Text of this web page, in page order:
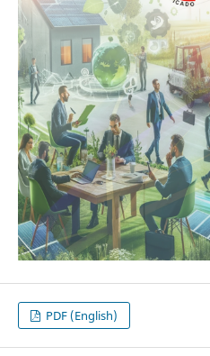
PDF (English)